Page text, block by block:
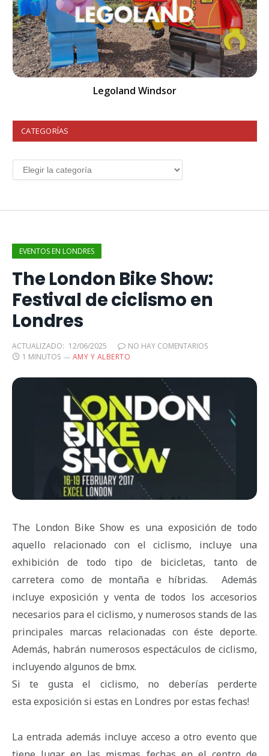
Legoland Windsor
CATEGORÍAS
EVENTOS EN LONDRES
The London Bike Show:
Festival de ciclismo en
Londres
ACTUALIZADO: 12/06/2025
NO HAY COMENTARIOS
1 MINUTOS
AMY Y ALBERTO
The London Bike Show es una exposición de todo
aquello relacionado con el ciclismo, incluye una
exhibición de todo tipo de bicicletas, tanto de
carretera como de montaña e híbridas. Además
incluye exposición y venta de todos los accesorios
necesarios para el ciclismo, y numerosos stands de las
principales marcas relacionadas con éste deporte.
Además, habrán numerosos espectáculos de ciclismo,
incluyendo algunos de bmx.
Si te gusta el ciclismo, no deberías perderte
esta exposición si estas en Londres por estas fechas!
La entrada además incluye acceso a otro evento que